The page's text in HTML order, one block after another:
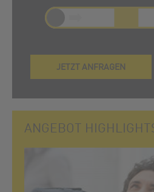
JETZT ANFRAGEN
ANGEBOT